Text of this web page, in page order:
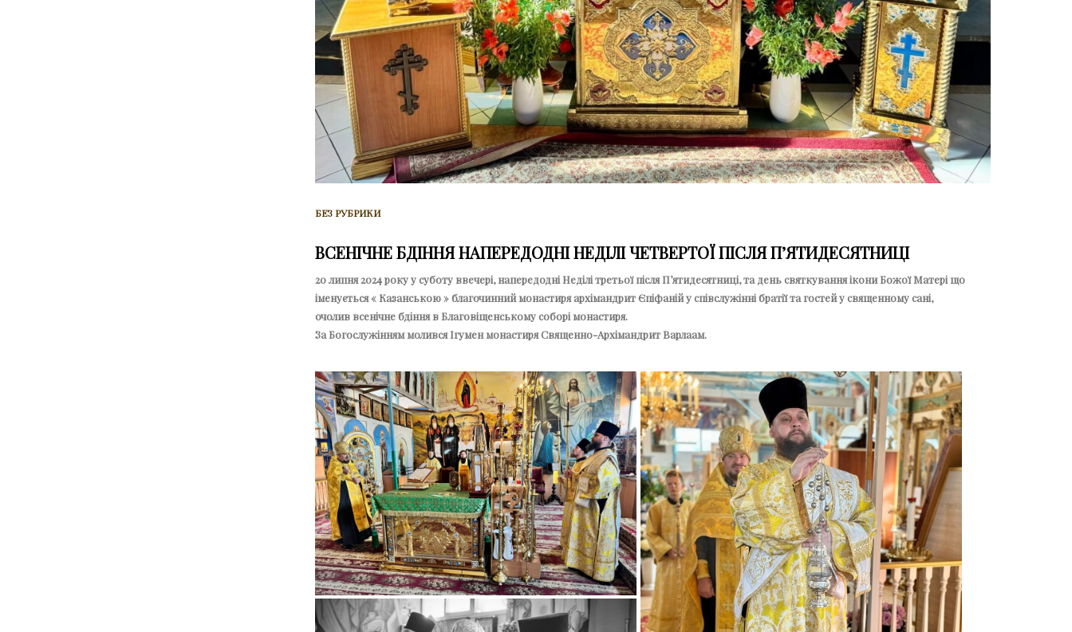
БЕЗ РУБРИКИ
ВСЕНІЧНЕ БДІННЯ НАПЕРЕДОДНІ НЕДІЛІ ЧЕТВЕРТОЇ ПІСЛЯ ПʼЯТИДЕСЯТНИЦІ
20 липня 2024 року у суботу ввечері, напередодні Неділі третьої після Пʼятидесятниці, та день святкування ікони Божої Матері що
іменується « Казанською » благочинний монастиря архімандрит Єпіфаній у співслужінні братії та гостей у священному сані,
очолив всенічне бдіння в Благовіщенському соборі монастиря.
За Богослужінням молився Ігумен монастиря Священно-Архімандрит Варлаам.